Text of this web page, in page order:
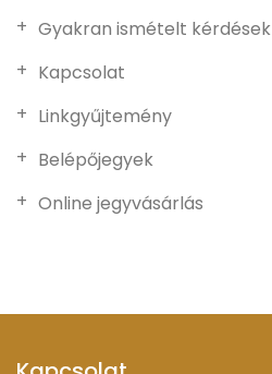
Gyakran ismételt kérdések
Kapcsolat
Linkgyűjtemény
Belépőjegyek
Online jegyvásárlás